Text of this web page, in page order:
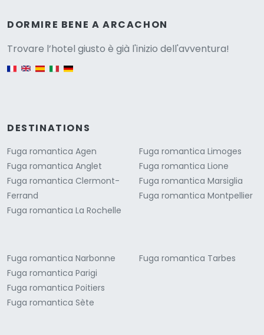
DORMIRE BENE A ARCACHON
Trovare l’hotel giusto è già l'inizio dell'avventura!
DESTINATIONS
Fuga romantica Agen
Fuga romantica Anglet
Fuga romantica Clermont-
Ferrand
Fuga romantica La Rochelle
Fuga romantica Limoges
Fuga romantica Lione
Fuga romantica Marsiglia
Fuga romantica Montpellier
Fuga romantica Narbonne
Fuga romantica Parigi
Fuga romantica Poitiers
Fuga romantica Sète
Fuga romantica Tarbes